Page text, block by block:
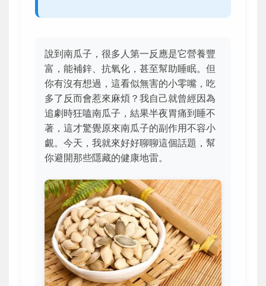
說到南瓜子，很多人第一反應是它營養豐
富，能補鋅、抗氧化，甚至幫助睡眠。但
你有沒有想過，這看似無害的小零嘴，吃
多了反而會惹來麻煩？我自己就曾經因為
追劇時狂嗑南瓜子，結果半夜胃痛到睡不
著，這才驚覺原來南瓜子的副作用不容小
覷。今天，我就來好好聊聊這個話題，幫
你避開那些隱藏的健康地雷。